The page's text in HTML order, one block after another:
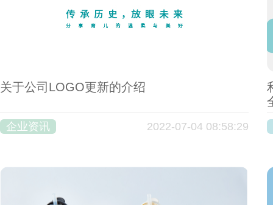
关于公司LOGO更新的介绍
企业资讯 2022-07-04 08:58:29